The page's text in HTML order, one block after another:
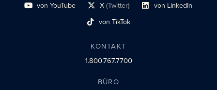
Link zum sozialen Profil
von YouTube X(Twitter)
Social-Profil-Link Link zum sozialen Profil
von LinkedIn
Link zum sozialen Profil
von TikTok
KONTAKT
1.800.767.7700
BÜRO